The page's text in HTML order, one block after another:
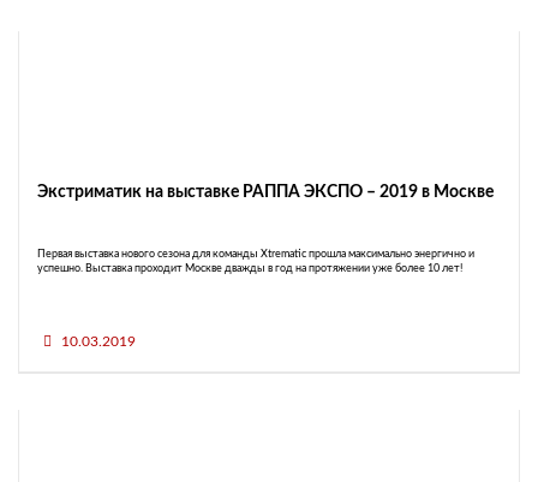
Экстриматик на выставке РАППА ЭКСПО – 2019 в Москве
Первая выставка нового сезона для команды Xtrematic прошла максимально энергично и
успешно. Выставка проходит Москве дважды в год на протяжении уже более 10 лет!
10.03.2019